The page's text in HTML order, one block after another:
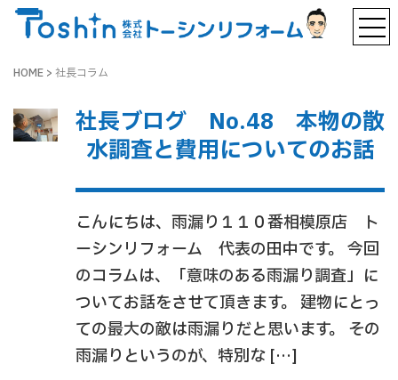
HOME > 社長コラム
社長ブログ No.48 本物の散
水調査と費用についてのお話
こんにちは、雨漏り１１０番相模原店 ト
ーシンリフォーム 代表の田中です。 今回
のコラムは、「意味のある雨漏り調査」に
ついてお話をさせて頂きます。 建物にとっ
ての最大の敵は雨漏りだと思います。 その
雨漏りというのが、特別な […]